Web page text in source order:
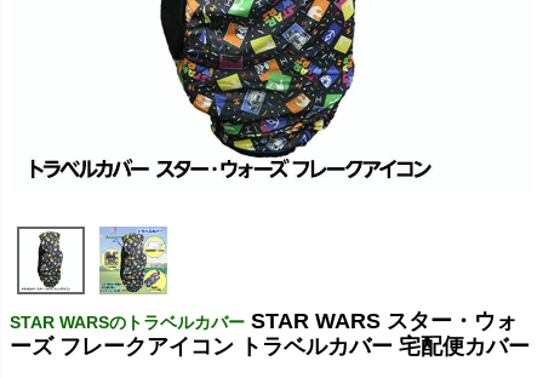
STAR WARSのトラベルカバー STAR WARS スター・ウォ
ーズ フレークアイコン トラベルカバー 宅配便カバー